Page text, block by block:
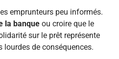
emprunteurs peu informés.
la banque ou croire que le
sur le prêt représente
lourdes de conséquences.